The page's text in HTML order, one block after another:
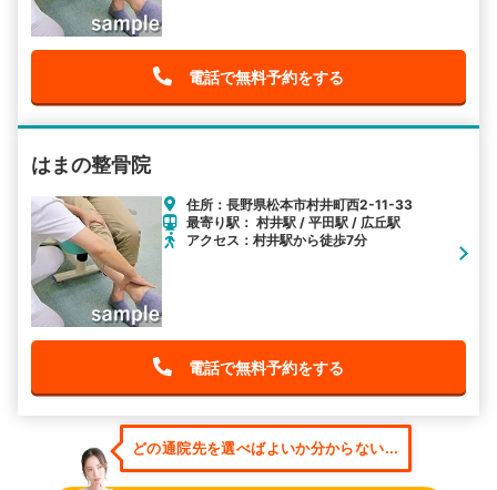
電話で無料予約をする
はまの整骨院
住所：長野県松本市村井町西2-11-33
最寄り駅： 村井駅 / 平田駅 / 広丘駅
アクセス：村井駅から徒歩7分
電話で無料予約をする
どの通院先を選べばよいか分からない...